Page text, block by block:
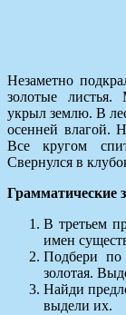
Незаметно
золотые
укрыл землю. В
осенней влагой.
Все кругом
Свернулся в
Грамматические
В третьем
имен
Подбери
золотая.
Найди
выдели их.